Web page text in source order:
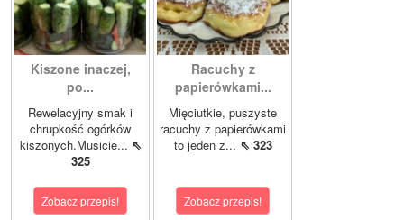
Kiszone inaczej,
po...
Rewelacyjny smak i
chrupkość ogórków
kiszonych.Musicie... ⇖
325
Zobacz przepis!
Racuchy z
papierówkami...
Mięciutkie, puszyste
racuchy z papierówkami
to jeden z... ⇖ 323
Zobacz przepis!